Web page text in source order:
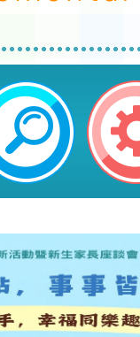
嘉裕